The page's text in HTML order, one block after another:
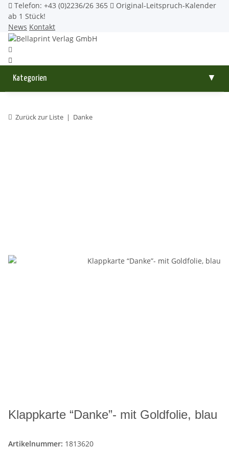
Telefon: +43 (0)2236/26 365
Original-Leitspruch-Kalender
ab 1 Stück!
News Kontakt
Kategorien ▼
Zurück zur Liste Danke
Klappkarte “Danke”- mit Goldfolie, blau
Artikelnummer: 1813620